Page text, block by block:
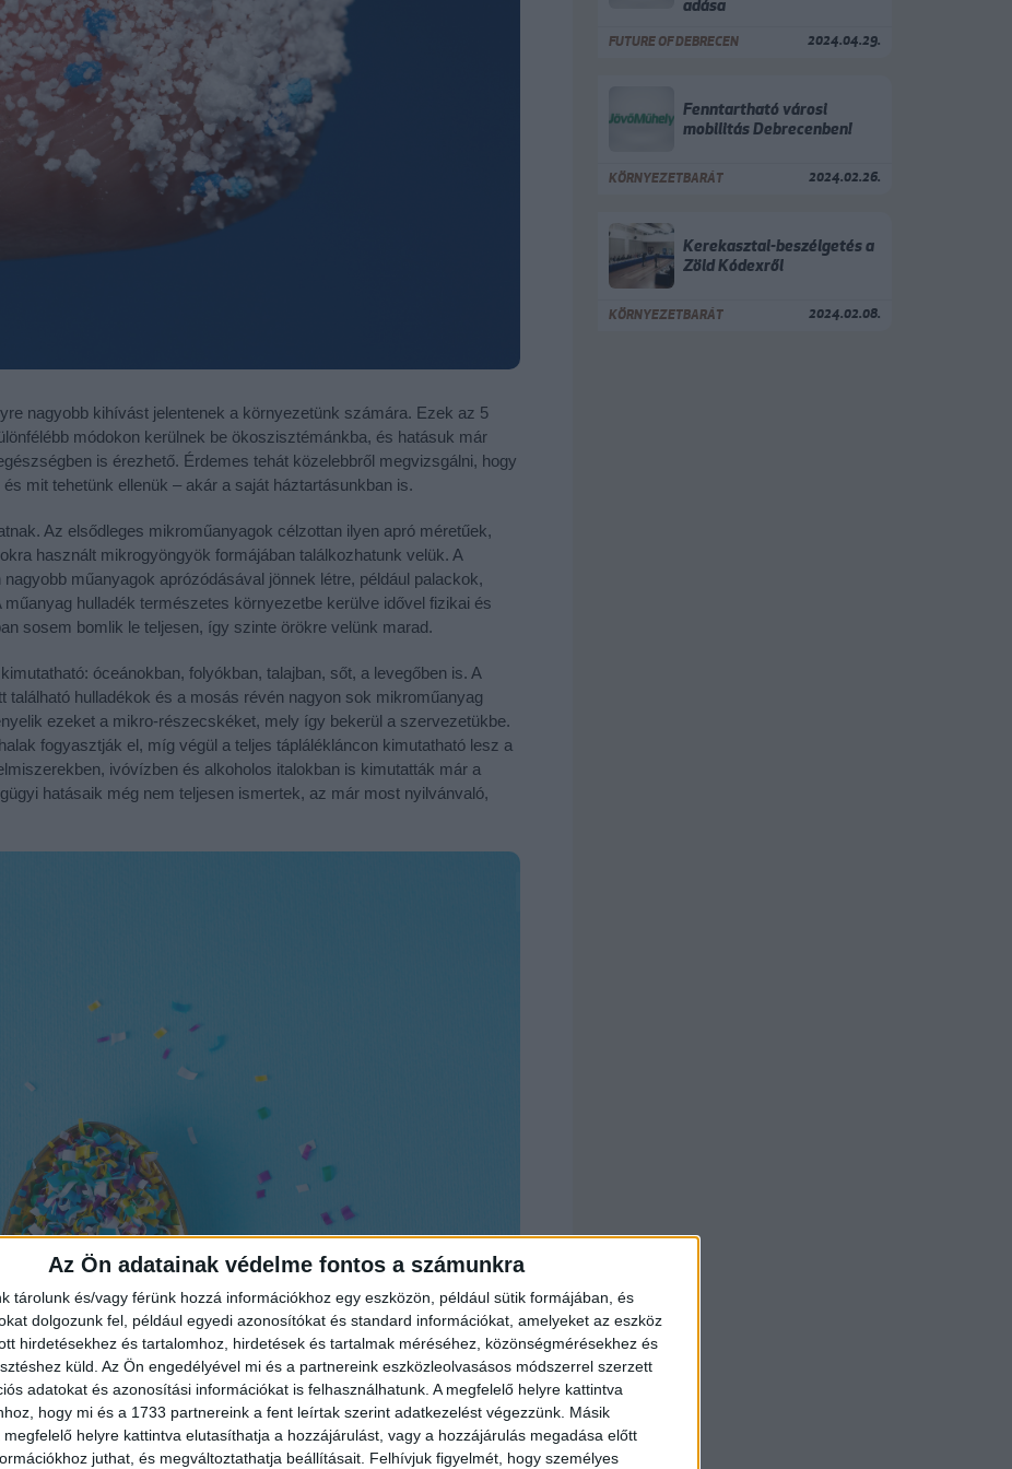
Az Ön adatainak védelme fontos a számunkra
tárolunk és/vagy férünk hozzá információkhoz egy eszközön, például sütik formájában, és
dolgozunk fel, például egyedi azonosítókat és standard információkat, amelyeket az eszköz
hirdetésekhez és tartalomhoz, hirdetések és tartalmak méréséhez, közönségmérésekhez és
küld. Az Ön engedélyével mi és a partnereink eszközleolvasásos módszerrel szerzett
adatokat és azonosítási információkat is felhasználhatunk. A megfelelő helyre kattintva
hogy mi és a 1733 partnereink a fent leírtak szerint adatkezelést végezzünk. Másik
megfelelő helyre kattintva elutasíthatja a hozzájárulást, vagy a hozzájárulás megadása előtt
juthat, és megváltoztathatja beállításait. Felhívjuk figyelmét, hogy személyes
nagyobb kihívást jelentenek a környezetünk számára. Ezek az 5
módokon kerülnek be ökoszisztémánkba, és hatásuk már
is érezhető. Érdemes tehát közelebbről megvizsgálni, hogy
mit tehetünk ellenük – akár a saját háztartásunkban is.
Az elsődleges mikroműanyagok célzottan ilyen apró méretűek,
használt mikrogyöngyök formájában találkozhatunk velük. A
műanyagok aprózódásával jönnek létre, például palackok,
hulladék természetes környezetbe kerülve idővel fizikai és
sosem bomlik le teljesen, így szinte örökre velünk marad.
óceánokban, folyókban, talajban, sőt, a levegőben is. A
található hulladékok és a mosás révén nagyon sok mikroműanyag
ezeket a mikro-részecskéket, mely így bekerül a szervezetükbe.
fogyasztják el, míg végül a teljes táplálékláncon kimutatható lesz a
ivóvízben és alkoholos italokban is kimutatták már a
hatásaik még nem teljesen ismertek, az már most nyilvánvaló,
adása
FUTURE OF DEBRECEN 2024.04.29.
Fenntartható városi
mobilitás Debrecenben!
KÖRNYEZETBARÁT 2024.02.26.
Kerekasztal-beszélgetés a
Zöld Kódexről
KÖRNYEZETBARÁT 2024.02.08.